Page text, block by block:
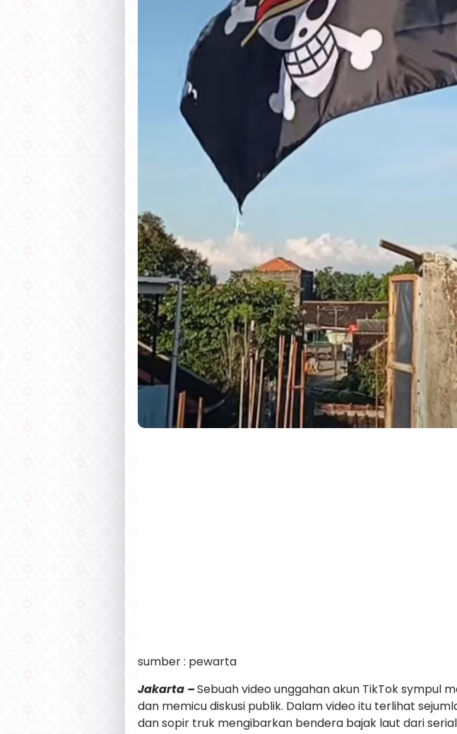
sumber : pewarta
Jakarta –Sebuah video unggahan akun TikTok sympul
dan memicu diskusi publik. Dalam video itu terlihat
dan sopir truk mengibarkan bendera bajak laut dari